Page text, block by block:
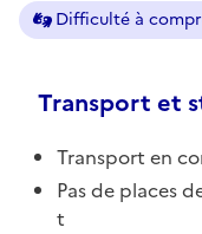
Difficulté à
Transport et
Transport en
Pas de places
t